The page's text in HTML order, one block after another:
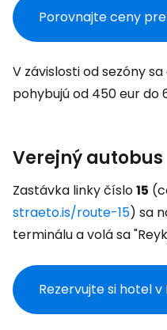
Porovnajte ceny
V závislosti od sezóny
pohybujú od 450 eur do
Verejný autobus
Zastávka linky číslo15
straeto.is/route-15) sa
terminálu a volá sa
Rezervujte si hotel v